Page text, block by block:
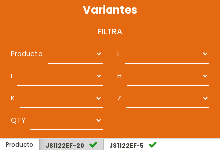
Variantes
FILTRA
Producto L
I H
K Z
QTY
Producto
JS1122EF-20
JS1122EF-5